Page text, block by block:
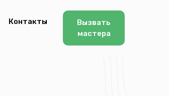
Контакты
Вызвать
мастера